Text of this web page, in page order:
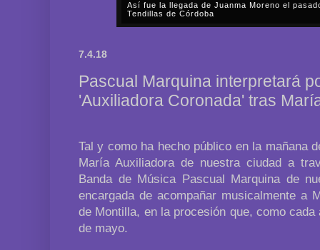
Así fue la llegada de Juanma Moreno el
Tendillas de Córdoba
7.4.18
Pascual Marquina interpretará
'Auxiliadora Coronada' tras
Tal y como ha hecho público en la mañana
María Auxiliadora de nuestra ciudad a
Banda de Música Pascual Marquina de
encargada de acompañar musicalmente a
de Montilla, en la procesión que, como
de mayo.